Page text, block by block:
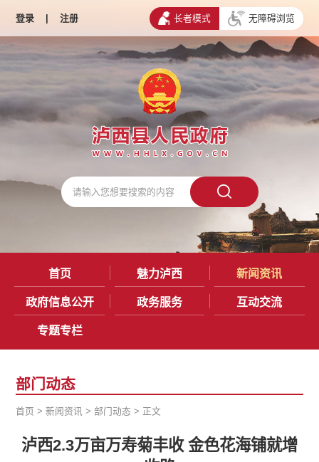
登录 | 注册 长者模式 无障碍浏览
首页 魅力泸西 新闻资讯
政府信息公开 政务服务 互动交流
专题专栏
部门动态
首页 >新闻资讯 >部门动态 > 正文
泸西2.3万亩万寿菊丰收 金色花海铺就增